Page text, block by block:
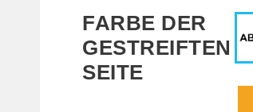
FARBE DER
GESTREIFTEN
SEITE